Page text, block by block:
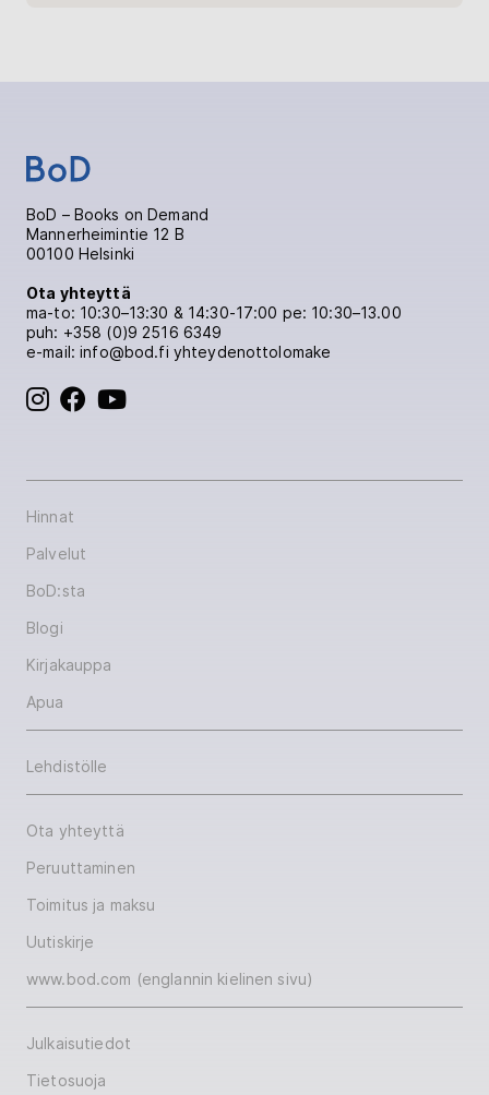
BoD – Books on Demand
Mannerheimintie 12 B
00100 Helsinki
Ota yhteyttä
ma-to: 10:30–13:30 & 14:30-17:00 pe: 10:30–13.00
puh: +358 (0)9 2516 6349
e-mail: info@bod.fi yhteydenottolomake
BoD Instagram:ssa
BoD Facebook:ssa
Hinnat
Palvelut
BoD:sta
Blogi
Kirjakauppa
Apua
Lehdistölle
Ota yhteyttä
Peruuttaminen
Toimitus ja maksu
Uutiskirje
www.bod.com (englannin kielinen sivu)
Julkaisutiedot
Tietosuoja